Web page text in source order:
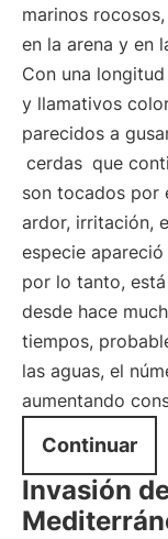
marinos
en la arena y en
Con una
y llamativos
parecidos a
cerdas que
son tocados por
ardor, irritación,
especie
por lo tanto,
desde hace
tiempos,
las aguas, el
aumentando
Continuar
Invasión